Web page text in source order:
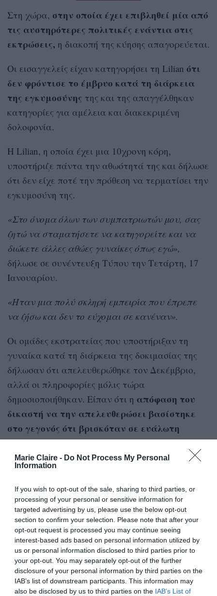
Marie Claire - Do Not Process My Personal
Information
If you wish to opt-out of the sale, sharing to third parties, or
processing of your personal or sensitive information for
targeted advertising by us, please use the below opt-out
section to confirm your selection. Please note that after your
opt-out request is processed you may continue seeing
interest-based ads based on personal information utilized by
us or personal information disclosed to third parties prior to
your opt-out. You may separately opt-out of the further
disclosure of your personal information by third parties on the
IAB’s list of downstream participants. This information may
also be disclosed by us to third parties on the IAB’s List of
Στη χώρα, στην οποία έχει επιβληθεί μία από
τις αυστηρότερες πολιτικές ενάντια στις
εκτρώσεις, η διακοπή της κύησης απαγορεύεται.
Οι εισαγγελείς είχαν κατηγορήσει τη Lilian ότι
δεν φρόντισε το έμβρυο κατά τη διάρκεια
της εγκυμοσύνης της και της απαγγέλθηκαν
κατηγορίες για αμέλεια και διακεκριμένη
δολοφονία.
Η Lilian, η οποία έχει μια 10χρονη κόρη,
υποστήριζε πάντα την αθωότητά της και δήλωσε
ότι δεν είχε ποτέ την πρόθεση να τερματίσει την
εγκυμοσύνη της.
«Στο όνομα όλων των συμπατριωτών μου, σας
ζητώ να σταματήσετε να κατηγορείτε και να
διώκετε άλλες αθώες γυναίκες όπως εγώ»,
δήλωσε σε συνέντευξη Τύπου την Τετάρτη, 17
Ιανουαρίου.
«Ήταν μια πολύ σκληρή εμπειρία που έπρεπε
να ζήσω και δεν το εύχομαι σε κανέναν».
Οι ομάδες εκστρατείας που υποστήριξαν τη
γυναίκα κατά τη διάρκεια της δοκιμασίας της
δήλωσαν ότι απελευθερώθηκε τον Δεκέμβριο,
αλλά οι πληροφορίες μόλις τώρα
δημοσιοποιήθηκαν. Είπαν ότι η απόφαση του
δικαστή να την απελευθερώσει βασίστηκε
στο γεγονός ότι βρισκόταν σε ευάλωτη
κατάσταση στο νοσοκομείο όταν έχασε το
μωρό της.
El Salvador woman freed after abortion
convictionhttps://t.co/1CiWtkCzvK
— BBC News (World) (@BBCWorld)
January 18, 2024
Η νομοθεσία του Ελ Σαλβαδόρ για τις
αμβλώσεις